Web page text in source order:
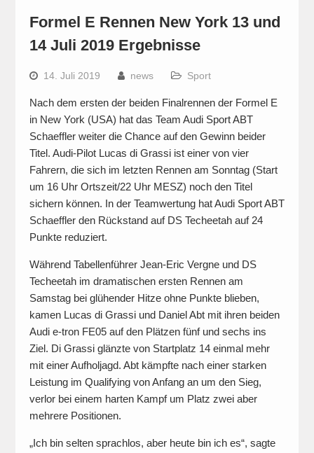
Formel E Rennen New York 13 und
14 Juli 2019 Ergebnisse
14. Juli 2019 news Sport
Nach dem ersten der beiden Finalrennen der Formel E
in New York (USA) hat das Team Audi Sport ABT
Schaeffler weiter die Chance auf den Gewinn beider
Titel. Audi-Pilot Lucas di Grassi ist einer von vier
Fahrern, die sich im letzten Rennen am Sonntag (Start
um 16 Uhr Ortszeit/22 Uhr MESZ) noch den Titel
sichern können. In der Teamwertung hat Audi Sport ABT
Schaeffler den Rückstand auf DS Techeetah auf 24
Punkte reduziert.
Während Tabellenführer Jean-Eric Vergne und DS
Techeetah im dramatischen ersten Rennen am
Samstag bei glühender Hitze ohne Punkte blieben,
kamen Lucas di Grassi und Daniel Abt mit ihren beiden
Audi e-tron FE05 auf den Plätzen fünf und sechs ins
Ziel. Di Grassi glänzte von Startplatz 14 einmal mehr
mit einer Aufholjagd. Abt kämpfte nach einer starken
Leistung im Qualifying von Anfang an um den Sieg,
verlor bei einem harten Kampf um Platz zwei aber
mehrere Positionen.
„Ich bin selten sprachlos, aber heute bin ich es“, sagte